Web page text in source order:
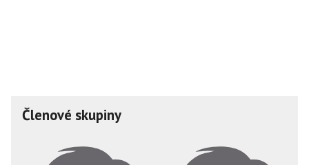
Členové skupiny